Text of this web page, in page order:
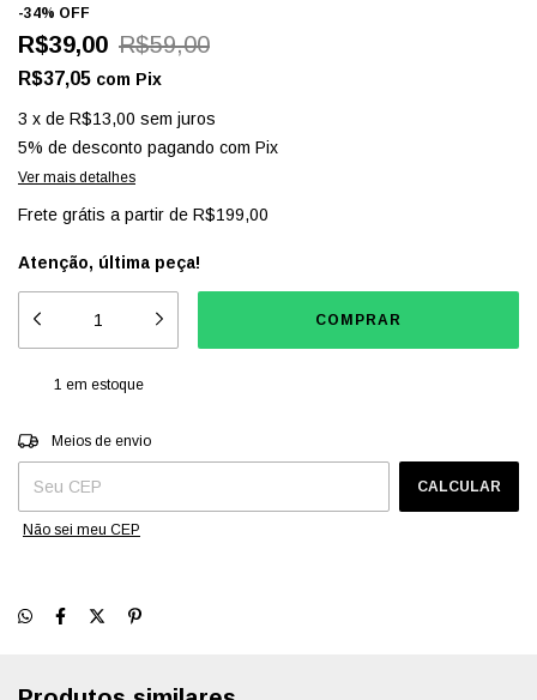
-34% OFF
R$39,00 R$59,00
R$37,05 com Pix
3 x de R$13,00 sem juros
5% de desconto pagando com Pix
Ver mais detalhes
Frete grátis a partir de R$199,00
Atenção, última peça!
1 em estoque
Entregas para o CEP:
Meios de envio
CALCULAR
Não sei meu CEP